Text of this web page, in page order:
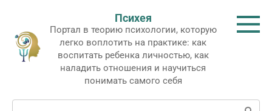
контенту
Психея
Портал в теорию психологии, которую
легко воплотить на практике: как
воспитать ребенка личностью, как
наладить отношения и научиться
понимать самого себя
Поиск: